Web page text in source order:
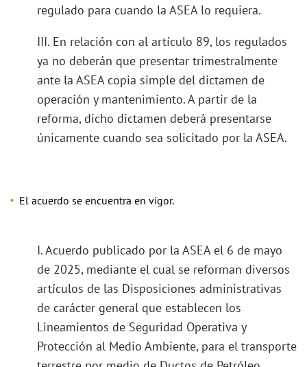
regulado para cuando la ASEA lo requiera.
III. En relación con al artículo 89, los regulados
ya no deberán que presentar trimestralmente
ante la ASEA copia simple del dictamen de
operación y mantenimiento. A partir de la
reforma, dicho dictamen deberá presentarse
únicamente cuando sea solicitado por la ASEA.
El acuerdo se encuentra en vigor.
I. Acuerdo publicado por la ASEA el 6 de mayo
de 2025, mediante el cual se reforman diversos
artículos de las Disposiciones administrativas
de carácter general que establecen los
Lineamientos de Seguridad Operativa y
Protección al Medio Ambiente, para el transporte